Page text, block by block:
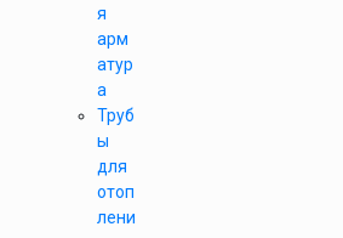
я
арм
атур
а
Труб
ы
для
отоп
лени